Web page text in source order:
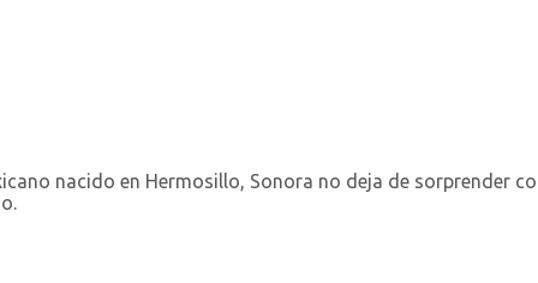
nacido en Hermosillo, Sonora no deja de sorprender